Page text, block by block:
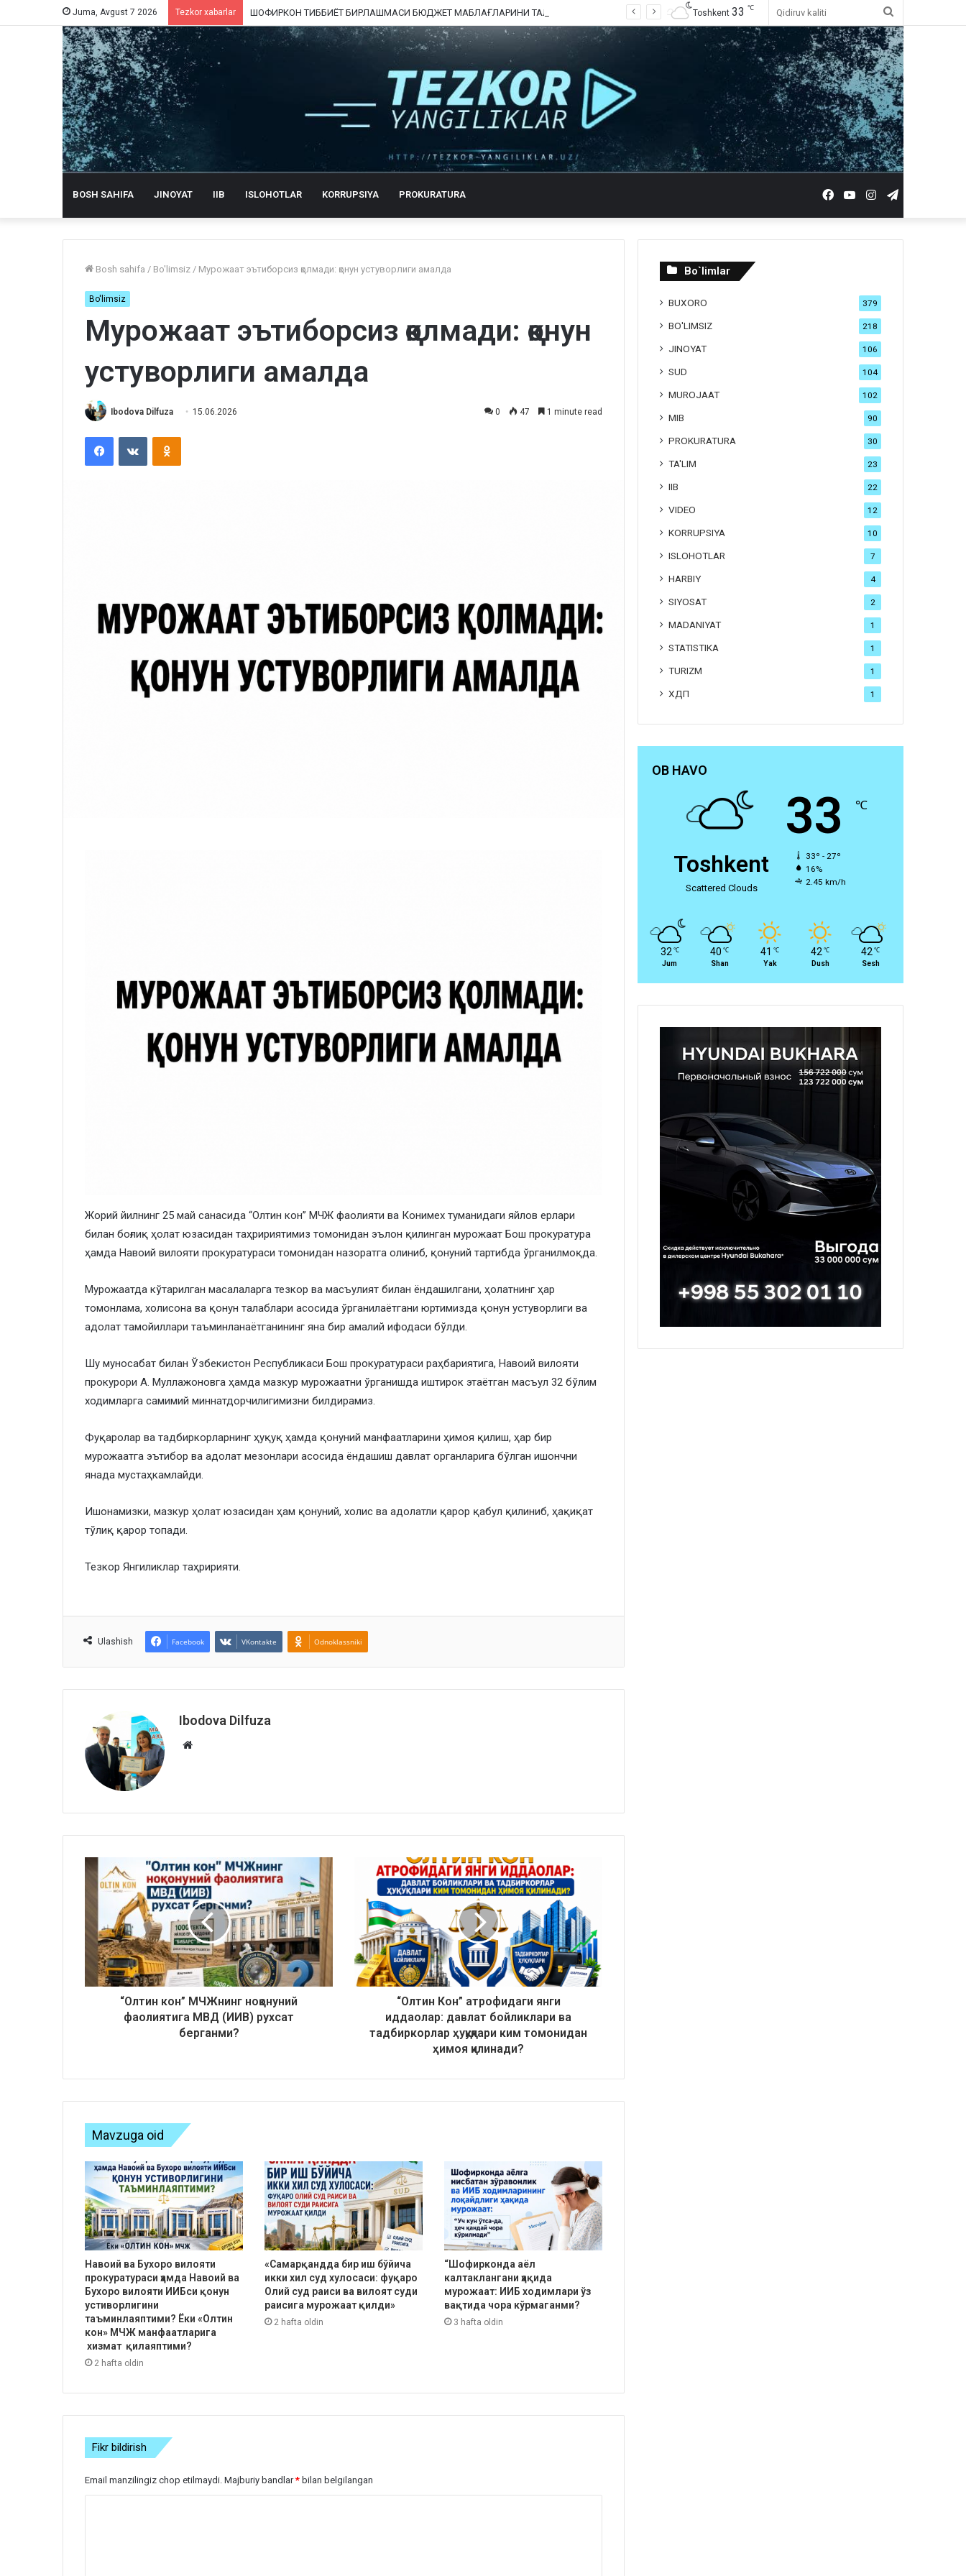
Juma, Avgust 7 2026 Tezkor xabarlar
kaliti
Toshkent 33 ℃
BOSH SAHIFA JINOYAT IIB ISLOHOTLAR KORRUPSIYA PROKURATURA Telegram
Instagram
YouTube
Facebook
Bosh sahifa / Bo'limsiz / Мурожаат эътиборсиз қолмади: қонун устуворлиги амалда
Bo'limsiz
Мурожаат эътиборсиз қолмади: қонун
устуворлиги амалда
Ibodova Dilfuza 15.06.2026 0 47 1 minute read
FacebookVKontakteOdnoklassniki
Жорий йилнинг 25 май санасида “Олтин кон” МЧЖ фаолияти ва Конимех туманидаги яйлов ерлари
билан боғлиқ ҳолат юзасидан таҳририятимиз томонидан эълон қилинган мурожаат Бош прокуратура
ҳамда Навоий вилояти прокуратураси томонидан назоратга олиниб, қонуний тартибда ўрганилмоқда.
Мурожаатда кўтарилган масалаларга тезкор ва масъулият билан ёндашилгани, ҳолатнинг ҳар
томонлама, холисона ва қонун талаблари асосида ўрганилаётгани юртимизда қонун устуворлиги ва
адолат тамойиллари таъминланаётганининг яна бир амалий ифодаси бўлди.
Шу муносабат билан Ўзбекистон Республикаси Бош прокуратураси раҳбариятига, Навоий вилояти
прокурори А. Муллажоновга ҳамда мазкур мурожаатни ўрганишда иштирок этаётган масъул 32 бўлим
ходимларга самимий миннатдорчилигимизни билдирамиз.
Фуқаролар ва тадбиркорларнинг ҳуқуқ ҳамда қонуний манфаатларини ҳимоя қилиш, ҳар бир
мурожаатга эътибор ва адолат мезонлари асосида ёндашиш давлат органларига бўлган ишончни
янада мустаҳкамлайди.
Ишонамизки, мазкур ҳолат юзасидан ҳам қонуний, холис ва адолатли қарор қабул қилиниб, ҳақиқат
тўлиқ қарор топади.
Тезкор Янгиликлар таҳририяти.
Ulashish Facebook VKontakte Odnoklassniki
Ibodova Dilfuza
Website
“Олтин кон” МЧЖнинг ноқонуний
фаолиятига МВД (ИИВ) рухсат
берганми?
“Олтин Кон” атрофидаги янги
иддаолар: давлат бойликлари ва
тадбиркорлар ҳуқуқлари ким томонидан
ҳимоя қилинади?
Mavzuga oid
Навоий ва Бухоро вилояти
прокуратураси ҳамда Навоий ва
Бухоро вилояти ИИБси қонун
устиворлигини
таъминлаяптими? Ёки «Олтин
кон» МЧЖ манфаатларига
хизмат қилаяптими?
2 hafta oldin
«Самарқандда бир иш бўйича
икки хил суд хулосаси: фуқаро
Олий суд раиси ва вилоят суди
раисига мурожаат қилди»
2 hafta oldin
“Шофирконда аёл
калтаклангани ҳақида
мурожаат: ИИБ ходимлари ўз
вақтида чора кўрмаганми?
3 hafta oldin
Fikr bildirish
Email manzilingiz chop etilmaydi. Majburiy bandlar* bilan belgilangan
Bo`limlar
BUXORO 379
BO'LIMSIZ 218
JINOYAT 106
SUD 104
MUROJAAT 102
MIB 90
PROKURATURA 30
TA'LIM 23
IIB 22
VIDEO 12
KORRUPSIYA 10
ISLOHOTLAR 7
HARBIY 4
SIYOSAT 2
MADANIYAT 1
STATISTIKA 1
TURIZM 1
ХДП 1
OB HAVO
Toshkent
Scattered Clouds
33 ℃
33º - 27º
16%
2.45 km/h
32 ℃
Jum
40 ℃
Shan
41 ℃
Yak
42 ℃
Dush
42 ℃
Sesh